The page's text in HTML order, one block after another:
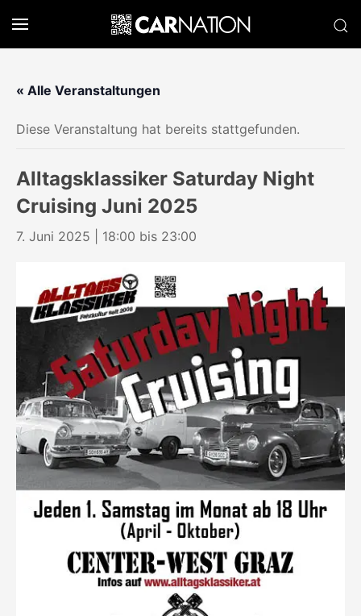
« Alle Veranstaltungen
Diese Veranstaltung hat bereits stattgefunden.
Alltagsklassiker Saturday Night
Cruising Juni 2025
7. Juni 2025 | 18:00 bis 23:00